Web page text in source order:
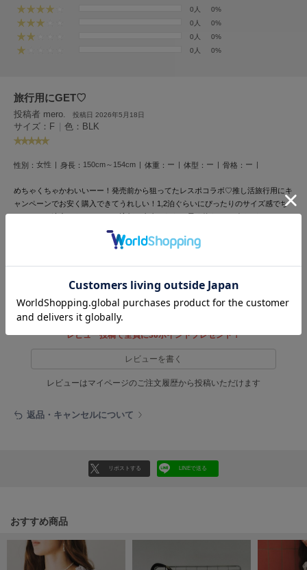
FURFUR
ファーファー
gelato pique
ジェラート ピケ
GELATO PIQUE CAT&DOG
ジェラート ピケ キャットアンドドッグ
gelato pique Sleep
HUNTER
ハンター
HOKA ONEONE
KEEN
ル
le coq sportif
ルコックスポルティフ
0人
0%
0人
0%
0人
0%
0人
0%
旅行用にGET♡
投稿者 mero. 投稿日 2026年5月18日
サイズ：F | 色：BLK
性別： 女性 身長： 150cm～154cm 体重： ー 体型： ー 骨格： ー
めちゃくちゃかわいいーー！発売前から狙ってたレスポコラボ♡推し活旅行用にキ
ャンペーンでお安く購入できてうれしい！1,2泊ぐらいにぴったりのサイズ感でち
ょっとした遠出にもぴったり。流行に左右されない長く使えるデザインなので、こ
参考になった
レビュー投稿で全員に30ポイントプレゼント！
レビューを書く
レビューはマイページのご注文履歴から投稿いただけます
返品・キャンセルについて
リポストする LINEで送る
おすすめ商品